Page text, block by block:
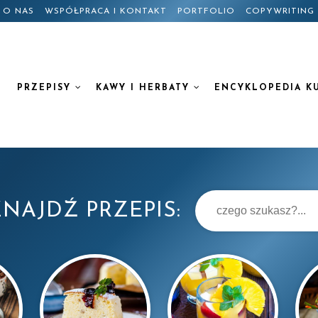
O NAS WSPÓŁPRACA I KONTAKT PORTFOLIO COPYWRITING
PRZEPISY KAWY I HERBATY ENCYKLOPEDIA
PRZEPIS: